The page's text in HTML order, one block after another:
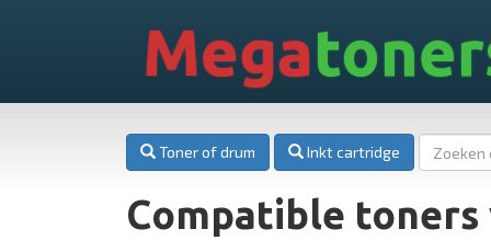
Mega
Toner of drum Inkt cartridge
Compatible toners